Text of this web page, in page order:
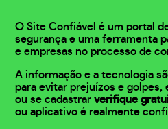
O Site Confiável é um portal
segurança e uma ferramenta
e empresas no processo de
A informação e a tecnologia
para evitar prejuízos e golpes,
ou se cadastrarverifique
ou aplicativo é realmente